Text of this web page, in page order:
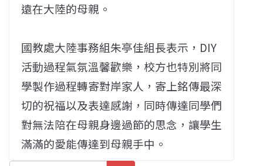
遠在大陸的母親。
國教處大陸事務組朱亭佳組長表示，DIY
活動過程氣氛溫馨歡樂，校方也特別將同
學製作過程轉寄對岸家人，寄上銘傳最深
切的祝福以及表達感謝，同時傳達同學們
對無法陪在母親身邊過節的思念，讓學生
滿滿的愛能傳達到母親手中。